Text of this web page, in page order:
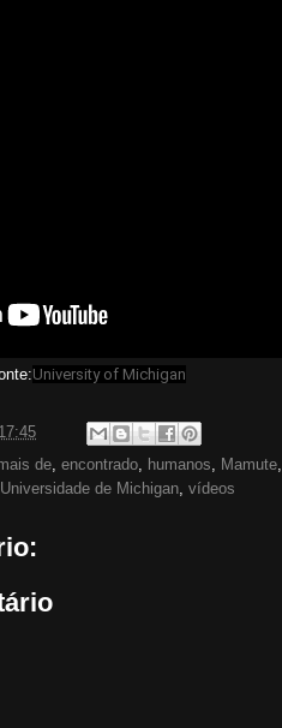
University of Michigan
17:45
de, encontrado, humanos, Mamute,
Universidade de Michigan, vídeos